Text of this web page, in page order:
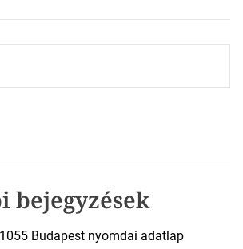
bejegyzések
Budapest nyomdai adatlap